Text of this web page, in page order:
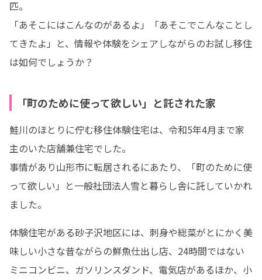
匹。
「あそこにはこんなのがあるよ」「あそこでこんなことし
てきたよ」と、情報や体験をシェアしながらのお試し移住
は如何でしょうか？
「町のために使って欲しい」と託された家
鮭川のほとりに佇む移住体験住宅は、令和5年4月まで家
主のいた店舗兼住宅でした。
事情があり山形市に転居されるにあたり、「町のために使
って欲しい」と一般社団法人雪と暮らし舎に託していかれ
ました。
体験住宅がある砂子沢地区には、刺身や総菜がとにかく美
味しい小さな昔ながらの鮮魚仕出し店、24時間ではない
ミニコンビニ、ガソリンスダンド、電気店があるほか、小